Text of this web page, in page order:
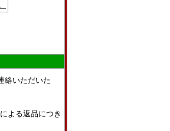
絡いただいた
よる返品につき